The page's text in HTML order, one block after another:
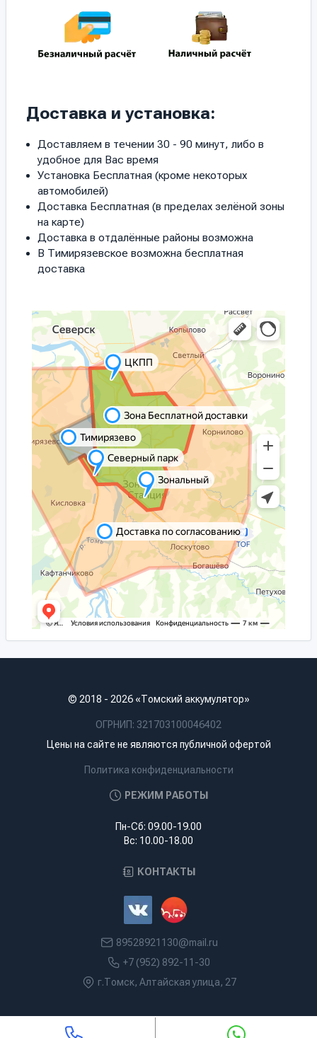
Доставка и установка:
Доставляем в течении 30 - 90 минут, либо в
удобное для Вас время
Установка Бесплатная (кроме некоторых
автомобилей)
Доставка Бесплатная (в пределах зелёной зоны
на карте)
Доставка в отдалённые районы возможна
В Тимирязевское возможна бесплатная
доставка
© 2018 - 2026 «Томский аккумулятор»
ОГРНИП: 321703100046402
Цены на сайте не являются публичной офертой
Политика конфиденциальности
РЕЖИМ РАБОТЫ
Пн-Сб: 09.00-19.00
Вс: 10.00-18.00
КОНТАКТЫ
89528921130@mail.ru
+7 (952) 892-11-30
г.Томск, Алтайская улица, 27